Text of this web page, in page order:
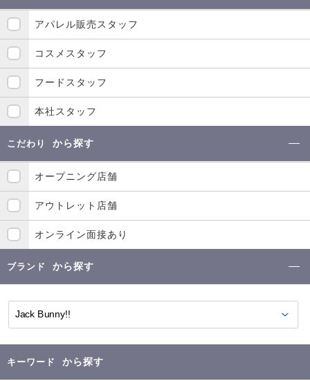
アパレル販売スタッフ
コスメスタッフ
フードスタッフ
本社スタッフ
こだわり から探す
オープニング店舗
アウトレット店舗
オンライン面接あり
ブランド から探す
キーワード から探す